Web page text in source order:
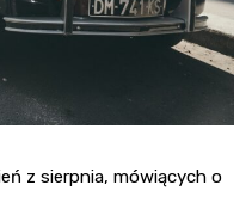
z sierpnia, mówiących o